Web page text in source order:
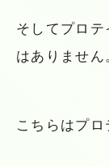
そしてプロ
はありません
こちらはプ